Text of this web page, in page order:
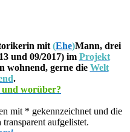
mit (Ehe)Mann, drei
und 09/2017) im Projekt
wohnend, gerne die Welt
.
worüber?
mit * gekennzeichnet und die
aufgelistet.